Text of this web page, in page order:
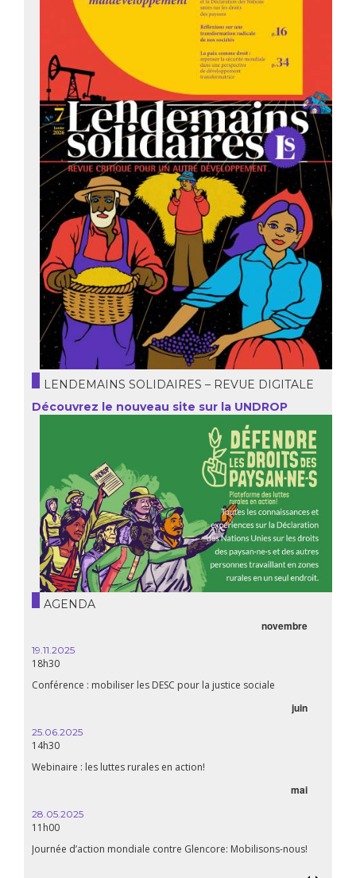
LENDEMAINS SOLIDAIRES – REVUE DIGITALE
Découvrez le nouveau site sur la UNDROP
AGENDA
novembre
19.11.2025
18h30
Conférence : mobiliser les DESC pour la justice sociale
juin
25.06.2025
14h30
Webinaire : les luttes rurales en action!
mai
28.05.2025
11h00
Journée d’action mondiale contre Glencore: Mobilisons-nous!